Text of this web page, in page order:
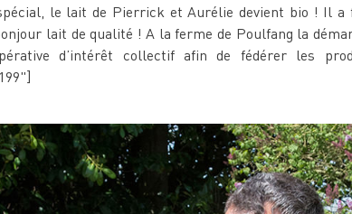
le lait de Pierrick et Aurélie devient bio ! Il a
lait de qualité ! A la ferme de Poulfang la
d’intérêt collectif afin de fédérer les